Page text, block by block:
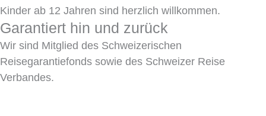
Kinder ab 12 Jahren sind herzlich willkommen.
Garantiert hin und zurück
Wir sind Mitglied des Schweizerischen
Reisegarantiefonds sowie des Schweizer Reise
Verbandes.